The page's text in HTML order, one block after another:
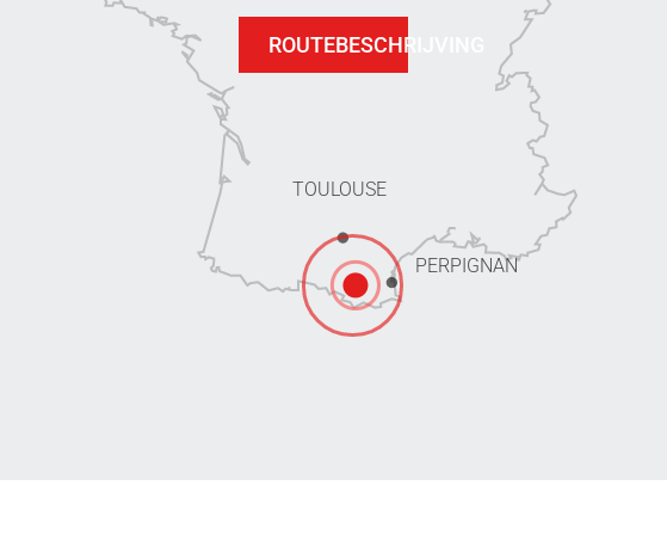
TOULOUSE
PERPIGNAN
ROUTEBESCHRIJVING